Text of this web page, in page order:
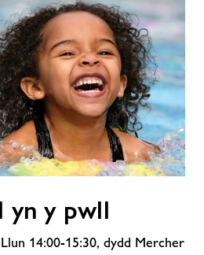
yn y pwll
14:00-15:30, dydd Mercher